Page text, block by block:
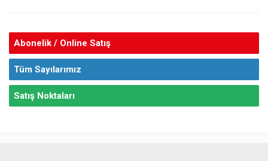
Abonelik / Online Satış
Tüm Sayılarımız
Satış Noktaları